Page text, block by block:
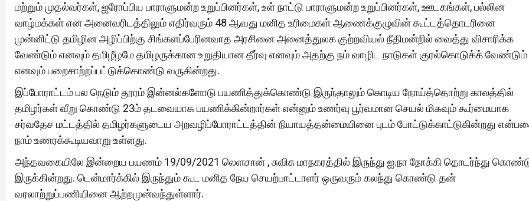
மற்றும் முதல்வர்கள், ஐரோப்பிய பாராளுமன்ற உறுப்பினர்கள், உள் நாட்டு பாராளுமன்ற உறுப்பினர்கள், ஊடகங்கள், பல்லின
வாழ்மக்கள் என அனைவரிடத்திலும் எதிர்வரும் 48 ஆவது மனித உரிமைகள் ஆணைக்குழுவின் கூட்டத்தொடரினை
முன்னிட்டு தமிழின அழிப்பிற்கு சிங்களப்பேரினவாத அரசினை அனைத்துலக குற்றவியல் நீதிமன்றில் வைத்து விசாரிக்க
வேண்டும் எனவும் தமிழீழமே தமிழருக்கான உறுதியான தீர்வு எனவும் அதற்கு நம் வாழிட நாடுகள் குரல்கொடுக்க் வேண்டும்
எனவும் பறைசாற்றப்பட்டுக்கொண்டு வருகின்றது.
இப்போராட்டம் பல நெடும் தூரம் இன்னல்களோடு பயணித்துக்கொண்டு இருந்தாலும் கொடிய நோய்த்தொற்று காலத்தில்
தமிழர்கள் வீறு கொண்டு 23ம் தடவையாக பயணிக்கின்றார்கள் என்னும் உணர்வு பூர்வமான செயல் மிகவும் கூர்மையாக
சர்வதேச மட்டத்தில் தமிழர்களுடைய அறவழிப்போராட்டத்தின் நியாயத்தன்மையினை புடம் போட்டுக்காட்டுகின்றது
நாம் உணரக்கூடியவாறு உள்ளது.
அந்தவகையிலே இன்றைய பயணம் 19/09/2021 லெளசான் , சுவிசு மாநகரத்தில் இருந்து ஐ.நா நோக்கி தொடர்ந்து
இருக்கின்றது. டென்மார்க்கில் இருந்தும் கூட மனித நேய செயற்பாட்டாளர் ஒருவரும் கலந்து கொண்டு தன்
வரலாற்றுப்பணியினை ஆற்றமுன்வந்துள்ளார்.